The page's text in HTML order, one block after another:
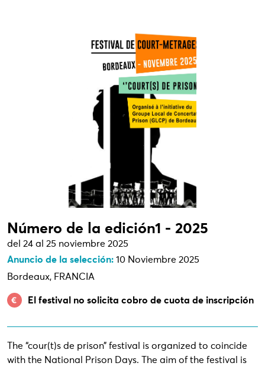
Número de la edición1 - 2025
del 24 al 25 noviembre 2025
Anuncio de la selección: 10 Noviembre 2025
Bordeaux, FRANCIA
El festival no solicita cobro de cuota de inscripción
The “cour(t)s de prison” festival is organized to coincide
with the National Prison Days. The aim of the festival is